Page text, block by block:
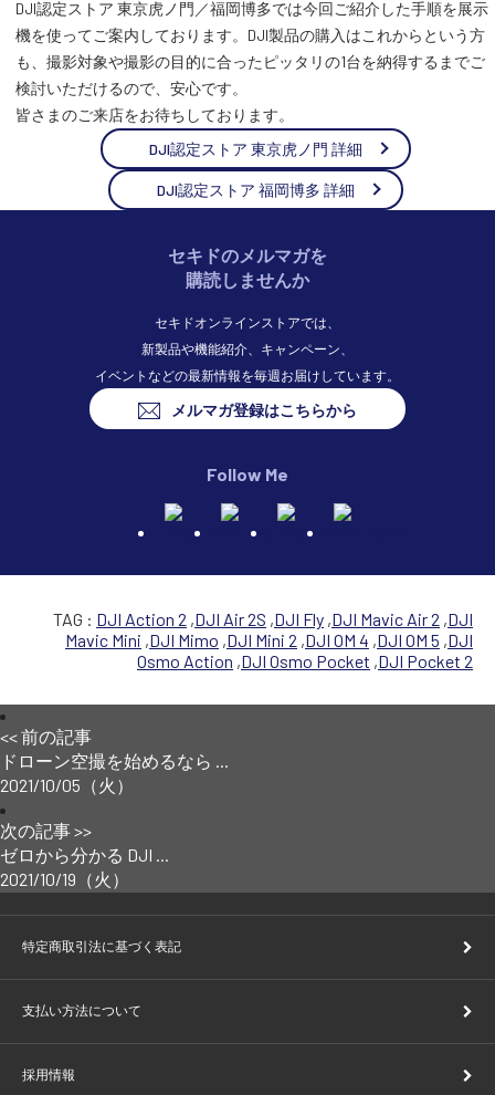
DJI認定ストア 東京虎ノ門／福岡博多では今回ご紹介した手順を展示
機を使ってご案内しております。DJI製品の購入はこれからという方
も、撮影対象や撮影の目的に合ったピッタリの1台を納得するまでご
検討いただけるので、安心です。
皆さまのご来店をお待ちしております。
DJI認定ストア 東京虎ノ門 詳細
DJI認定ストア 福岡博多 詳細
セキドのメルマガを
購読しませんか
セキドオンラインストアでは、
新製品や機能紹介、キャンペーン、
イベントなどの最新情報を毎週お届けしています。
メルマガ登録はこちらから
Follow Me
TAG : DJI Action 2 ,DJI Air 2S ,DJI Fly ,DJI Mavic Air 2 ,DJI
Mavic Mini ,DJI Mimo ,DJI Mini 2 ,DJI OM 4 ,DJI OM 5 ,DJI
Osmo Action ,DJI Osmo Pocket ,DJI Pocket 2
<< 前の記事
ドローン空撮を始めるなら ...
2021/10/05（火）
次の記事 >>
ゼロから分かる DJI ...
2021/10/19（火）
特定商取引法に基づく表記
支払い方法について
採用情報